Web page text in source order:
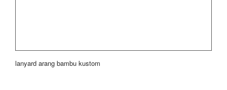
lanyard arang bambu kustom